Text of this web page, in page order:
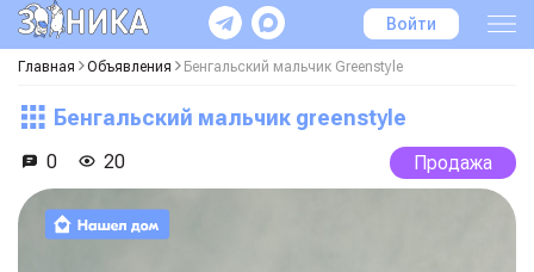
Войти
Главная Объявления Бенгальский мальчик Greenstyle
Бенгальский мальчик greenstyle
0 20 Продажа